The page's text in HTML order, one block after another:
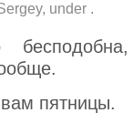
under .
пятницы.